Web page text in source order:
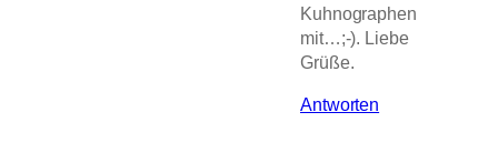
Kuhnographen
mit…;-). Liebe
Grüße.
Antworten